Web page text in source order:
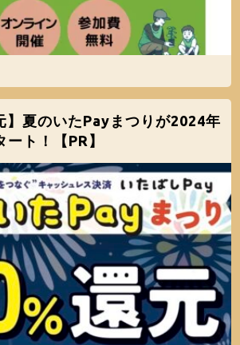
】夏のいたPayまつりが2024年
ト！【PR】